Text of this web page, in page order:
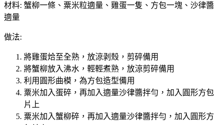
材料: 蟹柳一條、粟米粒適量、雞蛋一隻、方包一塊、沙律醬
適量
做法:
將雞蛋烚至全熟，放涼剥殼，剪碎備用
將蟹柳放入沸水，輕輕煮熟，放涼剪碎備用
利用圓形曲模，為方包造型備用
粟米加入蛋碎，再加入適量沙律醬拌勻，加入圓形方包
片上
粟米加入蟹柳碎，再加入適量沙律醬拌勻，加入圓形方